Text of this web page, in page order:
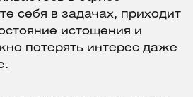
себя в задачах, приходит
истощения и
потерять интерес даже